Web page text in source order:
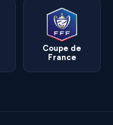
Coupe de
France